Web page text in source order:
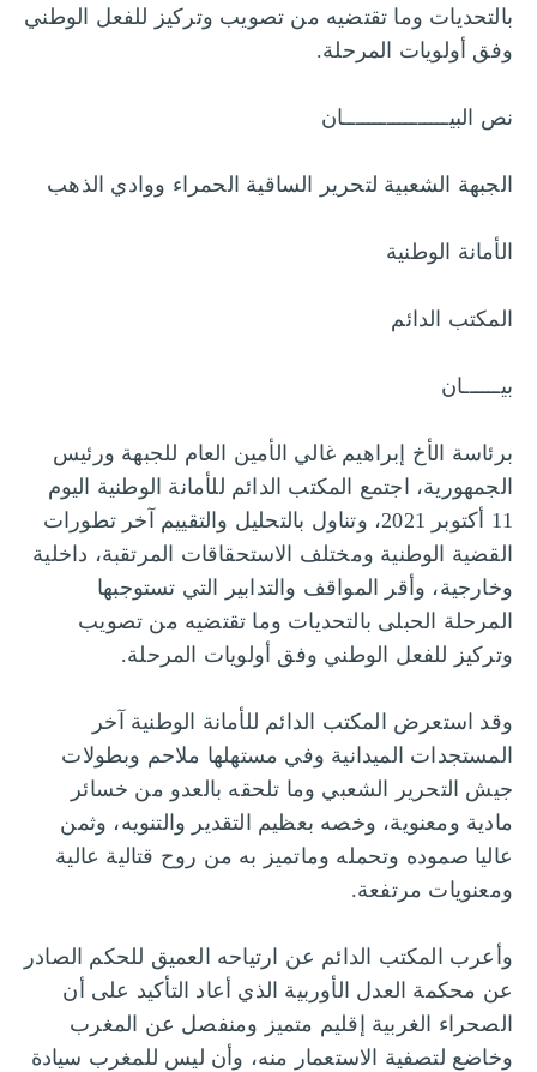
بالتحديات وما تقتضيه من تصويب وتركيز للفعل الوطني
وفق أولويات المرحلة.
نص البيـــــــــــــــــان
الجبهة الشعبية لتحرير الساقية الحمراء ووادي الذهب
الأمانة الوطنية
المكتب الدائم
بيــــــان
برئاسة الأخ إبراهيم غالي الأمين العام للجبهة ورئيس
الجمهورية، اجتمع المكتب الدائم للأمانة الوطنية اليوم
11 أكتوبر 2021، وتناول بالتحليل والتقييم آخر تطورات
القضية الوطنية ومختلف الاستحقاقات المرتقبة، داخلية
وخارجية، وأقر المواقف والتدابير التي تستوجبها
المرحلة الحبلى بالتحديات وما تقتضيه من تصويب
وتركيز للفعل الوطني وفق أولويات المرحلة.
وقد استعرض المكتب الدائم للأمانة الوطنية آخر
المستجدات الميدانية وفي مستهلها ملاحم وبطولات
جيش التحرير الشعبي وما تلحقه بالعدو من خسائر
مادية ومعنوية، وخصه بعظيم التقدير والتنويه، وثمن
عاليا صموده وتحمله وماتميز به من روح قتالية عالية
ومعنويات مرتفعة.
وأعرب المكتب الدائم عن ارتياحه العميق للحكم الصادر
عن محكمة العدل الأوربية الذي أعاد التأكيد على أن
الصحراء الغربية إقليم متميز ومنفصل عن المغرب
وخاضع لتصفية الاستعمار منه، وأن ليس للمغرب سيادة